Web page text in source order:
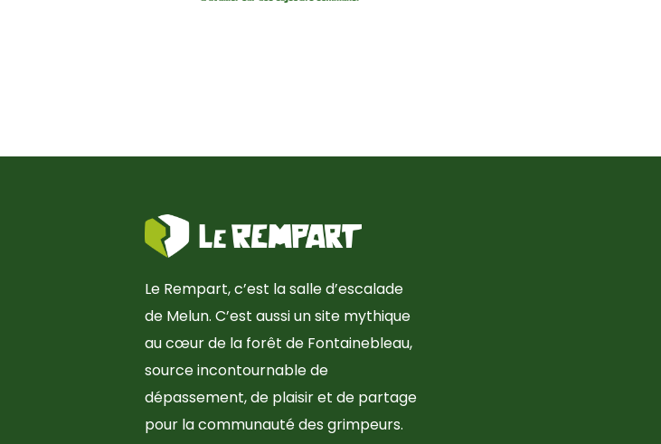
Le Rempart, c’est la salle d’escalade
de Melun. C’est aussi un site mythique
au cœur de la forêt de Fontainebleau,
source incontournable de
dépassement, de plaisir et de partage
pour la communauté des grimpeurs.